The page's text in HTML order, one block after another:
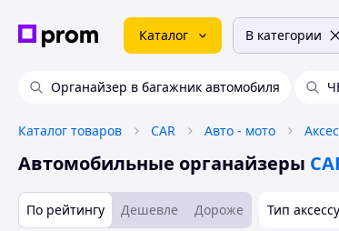
Каталог В категории
Органайзер в багажник автомобиля
Каталог товаров CAR Авто - мото
Автомобильные органайзеры
По рейтингу Дешевле Дороже Тип